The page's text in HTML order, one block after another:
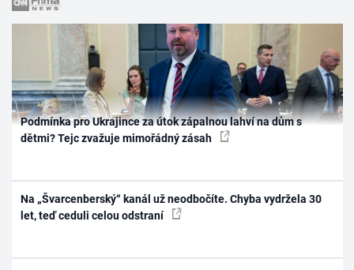
Podmínka pro Ukrajince za útok zápalnou lahví na dům s
dětmi? Tejc zvažuje mimořádný zásah
Na „Švarcenberský“ kanál už neodbočíte. Chyba vydržela 30
let, teď ceduli celou odstraní